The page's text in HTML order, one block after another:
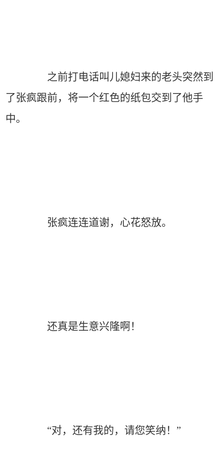
之前打电话叫儿媳妇来的老头突然到
了张疯跟前，将一个红色的纸包交到了他手
中。
张疯连连道谢，心花怒放。
还真是生意兴隆啊！
“对，还有我的，请您笑纳！”